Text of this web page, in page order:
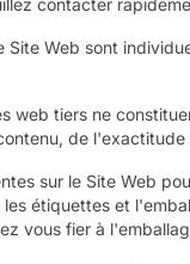
contacter
Site Web sont
web tiers ne
de
sur le Site Web
étiquettes et
vous fier à